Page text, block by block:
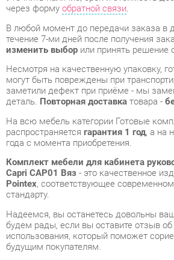
Несмотря на качественную упаковку,
могут быть повреждены при
заметили дефект при приёме - мы
деталь.Повторная доставкатовара -
На всю мебель категории Готовые
распространяетсягарантия 1 год, а на
года с момента приобретения.
Комплект мебели для кабинета
Capri CAP01 Вяз- это качественное
Pointex
, соответствующее современному
стандарту.
Надеемся, вы останетесь довольны
будем рады, если вы оставите отзыв об
использования, который поможет
будущим покупателям.
Кроме формы
e-mail, телефону в Екатеринбурге и
Telegram и WhatsApp.
Готовые комплекты также можно